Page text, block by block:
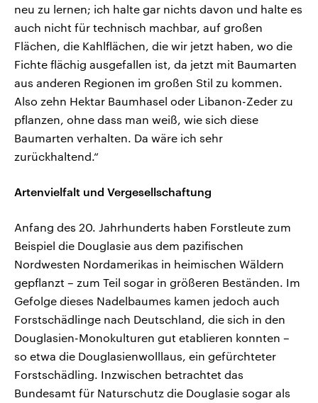
neu zu lernen; ich halte gar nichts davon und halte es
auch nicht für technisch machbar, auf großen
Flächen, die Kahlflächen, die wir jetzt haben, wo die
Fichte flächig ausgefallen ist, da jetzt mit Baumarten
aus anderen Regionen im großen Stil zu kommen.
Also zehn Hektar Baumhasel oder Libanon-Zeder zu
pflanzen, ohne dass man weiß, wie sich diese
Baumarten verhalten. Da wäre ich sehr
zurückhaltend.“
Artenvielfalt und Vergesellschaftung
Anfang des 20. Jahrhunderts haben Forstleute zum
Beispiel die Douglasie aus dem pazifischen
Nordwesten Nordamerikas in heimischen Wäldern
gepflanzt – zum Teil sogar in größeren Beständen. Im
Gefolge dieses Nadelbaumes kamen jedoch auch
Forstschädlinge nach Deutschland, die sich in den
Douglasien-Monokulturen gut etablieren konnten –
so etwa die Douglasienwolllaus, ein gefürchteter
Forstschädling. Inzwischen betrachtet das
Bundesamt für Naturschutz die Douglasie sogar als